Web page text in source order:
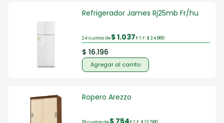
Refrigerador James Rj25mb Fr/hu
24 cuotas de$ 1.037P.T.F. $ 24.880
$ 16.196
Agregar al carrito
Ropero Arezzo
$ 754